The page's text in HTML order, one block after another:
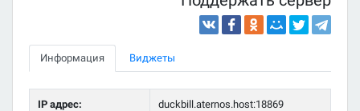
Информация Виджеты
IP адрес: duckbill.aternos.host:18869